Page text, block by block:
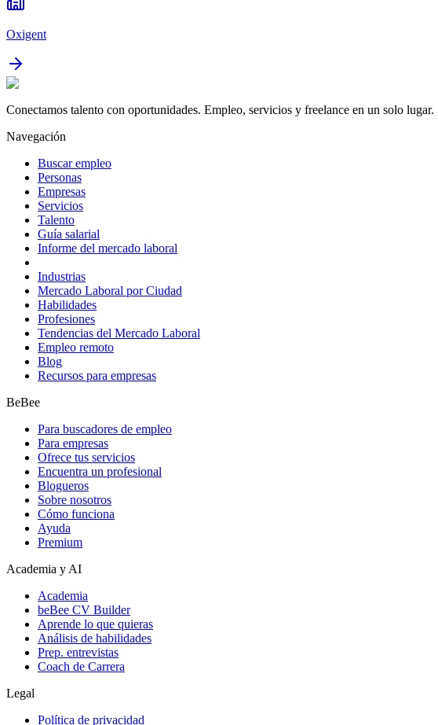
Oxigent
Conectamos talento con oportunidades. Empleo, servicios y freelance en un solo lugar.
Navegación
Buscar empleo
Personas
Empresas
Servicios
Talento
Guía salarial
Informe del mercado laboral
Industrias
Mercado Laboral por Ciudad
Habilidades
Profesiones
Tendencias del Mercado Laboral
Empleo remoto
Blog
Recursos para empresas
BeBee
Para buscadores de empleo
Para empresas
Ofrece tus servicios
Encuentra un profesional
Blogueros
Sobre nosotros
Cómo funciona
Ayuda
Premium
Academia y AI
Academia
beBee CV Builder
Aprende lo que quieras
Análisis de habilidades
Prep. entrevistas
Coach de Carrera
Legal
Política de privacidad